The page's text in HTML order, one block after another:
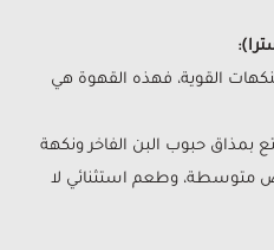
القوية، فهذه القهوة هي
بمذاق حبوب البن الفاخر ونكهة
متوسطة، وطعم استثنائي لا